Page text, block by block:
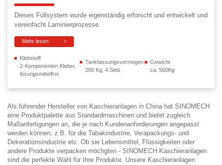
Dieses Füllsystem wurde eigenständig erforscht und entwickelt und
vereinfacht Laminierprozesse.
Mehr lesen
Klebstoff
2-Komponenten Kleber,
lösungsmittelfrei
Tankfassungsvermögen
200 Kg, 4 Sets
Gewicht
ca. 560Kg
Als führender Hersteller von Kaschieranlagen in China hat SINOMECH
eine Produktpalette aus Standardmaschinen und bietet zugleich
Maßanfertigungen an, die je nach Kundenanforderungen angepasst
werden können, z.B. für die Tabakindustrie, Verapackungs- und
Dekorationsindustrie etc. Ob sie Lebensmittel, Flüssigkeiten oder
andere Produkte verpacken möchgten - SINOMECH Kaschieranlagen
sind die perfekte Wahl für Ihre Produkte. Unsere Kaschieranlagen